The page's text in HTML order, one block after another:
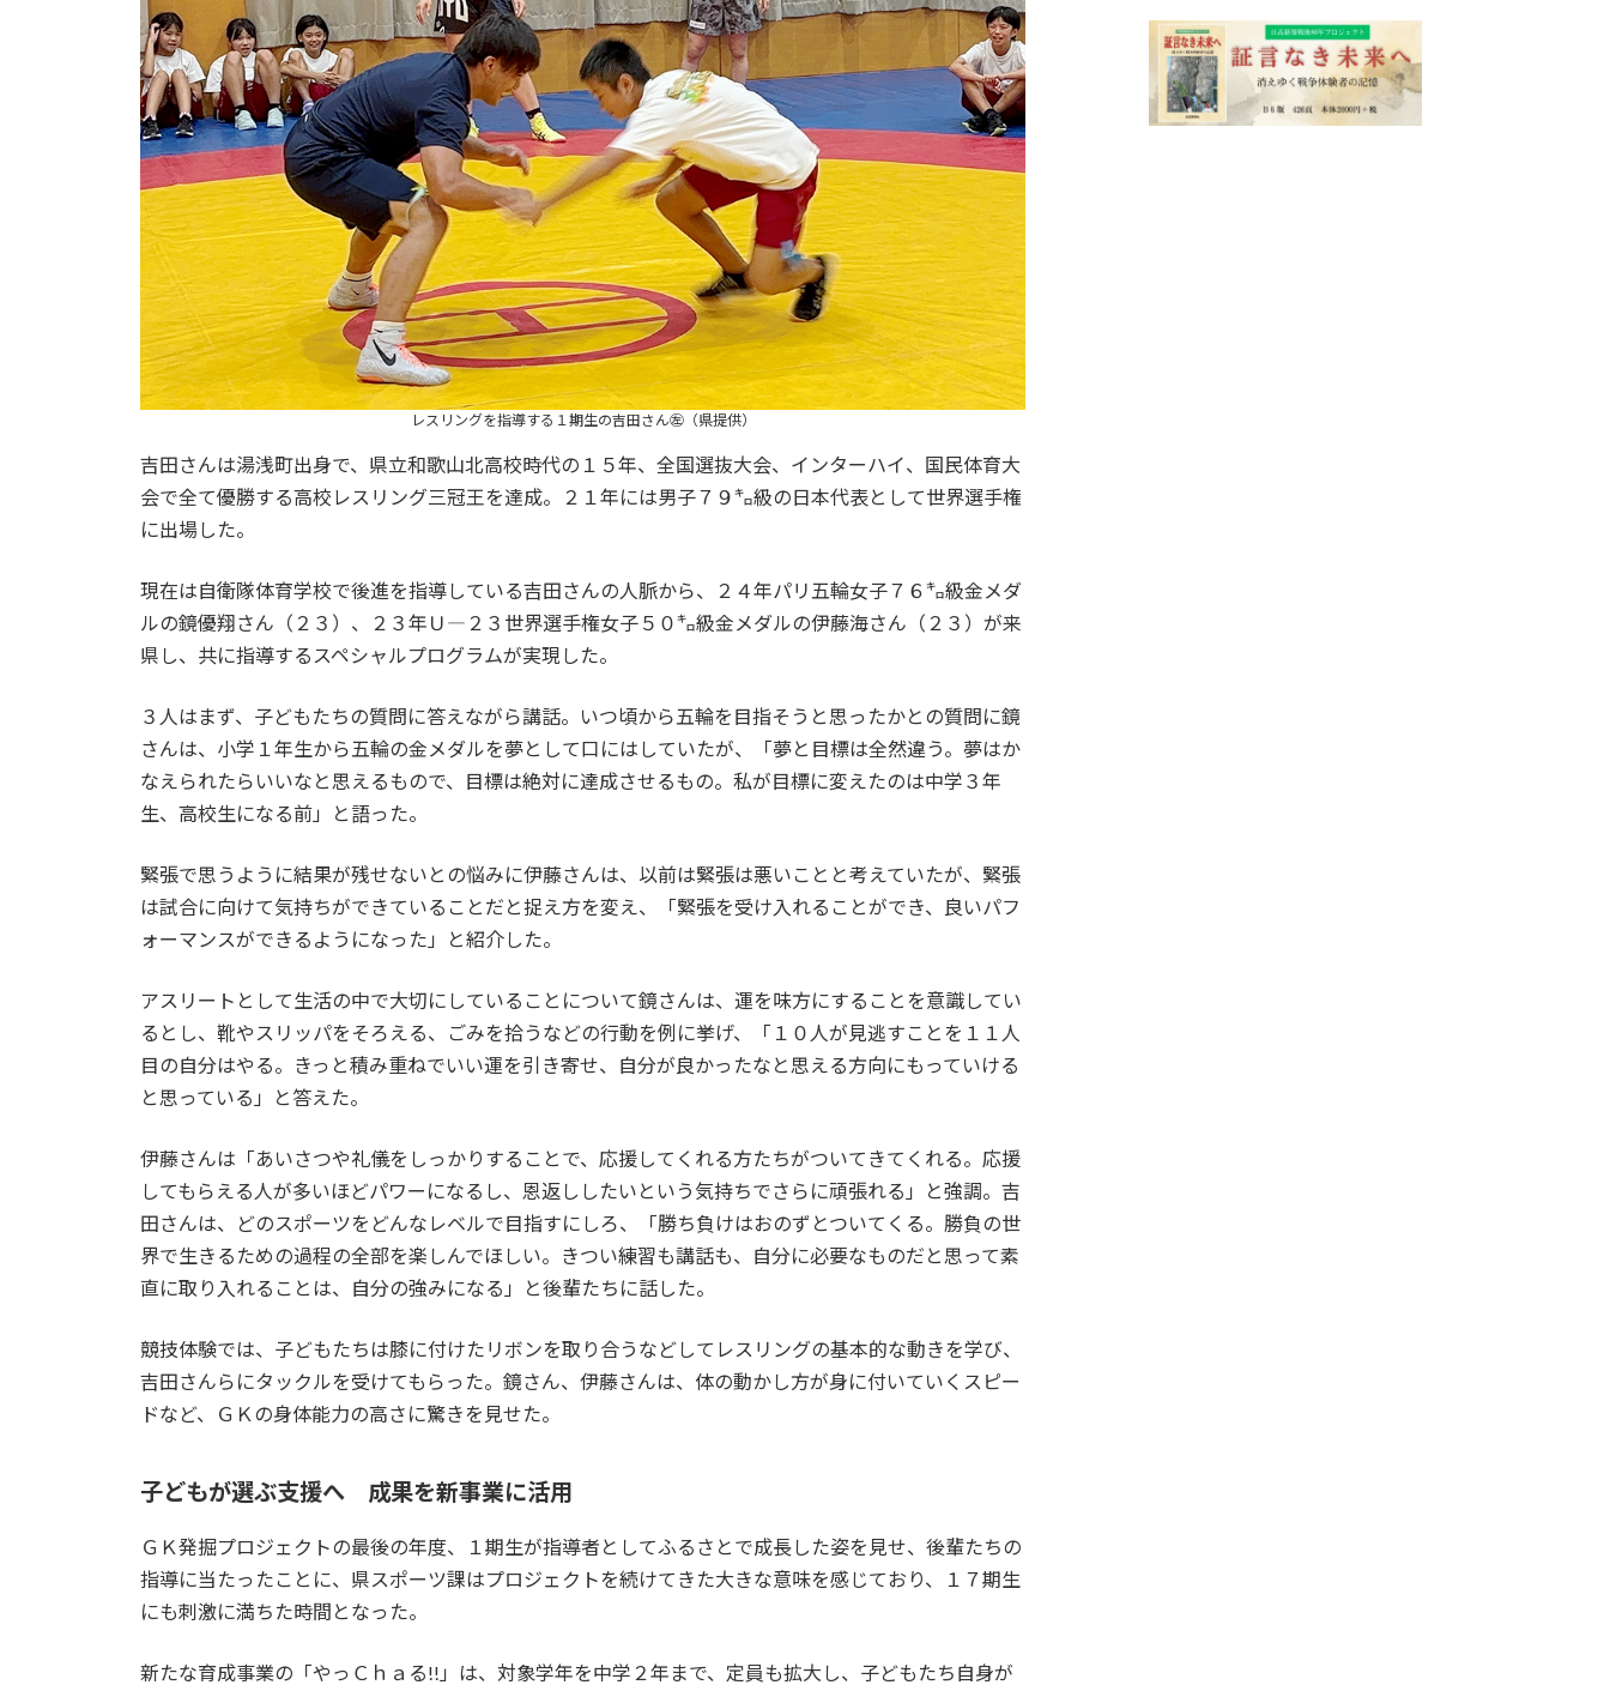
レスリングを指導する１期生の吉田さん㊧（県提供）
吉田さんは湯浅町出身で、県立和歌山北高校時代の１５年、全国選抜大会、インターハイ、国民体育大
会で全て優勝する高校レスリング三冠王を達成。２１年には男子７９㌔級の日本代表として世界選手権
に出場した。
現在は自衛隊体育学校で後進を指導している吉田さんの人脈から、２４年パリ五輪女子７６㌔級金メダ
ルの鏡優翔さん（２３）、２３年Ｕ―２３世界選手権女子５０㌔級金メダルの伊藤海さん（２３）が来
県し、共に指導するスペシャルプログラムが実現した。
３人はまず、子どもたちの質問に答えながら講話。いつ頃から五輪を目指そうと思ったかとの質問に鏡
さんは、小学１年生から五輪の金メダルを夢として口にはしていたが、「夢と目標は全然違う。夢はか
なえられたらいいなと思えるもので、目標は絶対に達成させるもの。私が目標に変えたのは中学３年
生、高校生になる前」と語った。
緊張で思うように結果が残せないとの悩みに伊藤さんは、以前は緊張は悪いことと考えていたが、緊張
は試合に向けて気持ちができていることだと捉え方を変え、「緊張を受け入れることができ、良いパフ
ォーマンスができるようになった」と紹介した。
アスリートとして生活の中で大切にしていることについて鏡さんは、運を味方にすることを意識してい
るとし、靴やスリッパをそろえる、ごみを拾うなどの行動を例に挙げ、「１０人が見逃すことを１１人
目の自分はやる。きっと積み重ねでいい運を引き寄せ、自分が良かったなと思える方向にもっていける
と思っている」と答えた。
伊藤さんは「あいさつや礼儀をしっかりすることで、応援してくれる方たちがついてきてくれる。応援
してもらえる人が多いほどパワーになるし、恩返ししたいという気持ちでさらに頑張れる」と強調。吉
田さんは、どのスポーツをどんなレベルで目指すにしろ、「勝ち負けはおのずとついてくる。勝負の世
界で生きるための過程の全部を楽しんでほしい。きつい練習も講話も、自分に必要なものだと思って素
直に取り入れることは、自分の強みになる」と後輩たちに話した。
競技体験では、子どもたちは膝に付けたリボンを取り合うなどしてレスリングの基本的な動きを学び、
吉田さんらにタックルを受けてもらった。鏡さん、伊藤さんは、体の動かし方が身に付いていくスピー
ドなど、ＧＫの身体能力の高さに驚きを見せた。
子どもが選ぶ支援へ 成果を新事業に活用
ＧＫ発掘プロジェクトの最後の年度、１期生が指導者としてふるさとで成長した姿を見せ、後輩たちの
指導に当たったことに、県スポーツ課はプロジェクトを続けてきた大きな意味を感じており、１７期生
にも刺激に満ちた時間となった。
新たな育成事業の「やっＣｈａる!!」は、対象学年を中学２年まで、定員も拡大し、子どもたち自身が